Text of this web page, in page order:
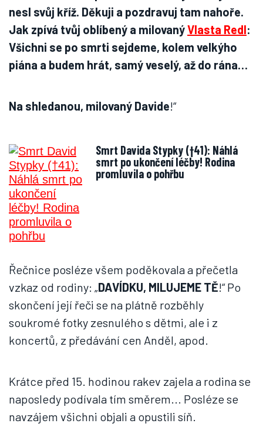
nesl svůj kříž. Děkuji a pozdravuj tam nahoře.
Jak zpívá tvůj oblíbený a milovanýVlasta Redl:
Všichni se po smrti sejdeme, kolem velkýho
piána a budem hrát, samý veselý, až do rána…
Na shledanou, milovaný Davide!“
Smrt Davida Stypky (†41): Náhlá
smrt po ukončení léčby! Rodina
promluvila o pohřbu
Řečnice posléze všem poděkovala a přečetla
vzkaz od rodiny: „DAVÍDKU, MILUJEME TĚ!“ Po
skončení její řeči se na plátně rozběhly
soukromé fotky zesnulého s dětmi, ale i z
koncertů, z předávání cen Anděl, apod.
Krátce před 15. hodinou rakev zajela a rodina se
naposledy podívala tím směrem... Posléze se
navzájem všichni objali a opustili síň.